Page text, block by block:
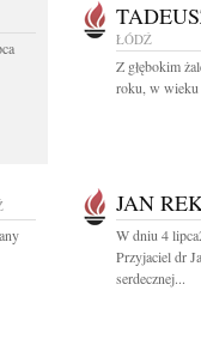
ŁÓDŹ
Z głębokim
roku, w wieku
JAN
W dniu 4
Przyjaciel dr
serdecznej...